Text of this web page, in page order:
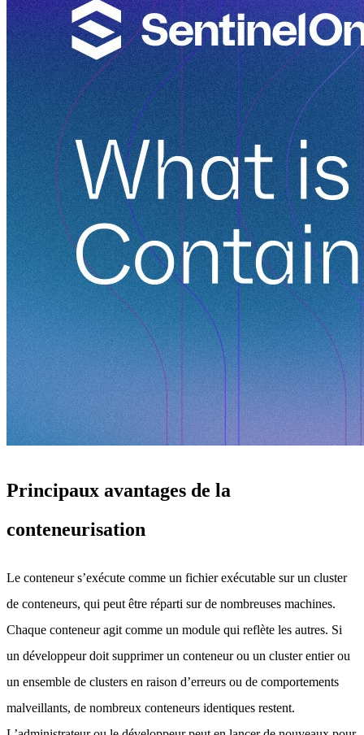
Principaux avantages de la
conteneurisation
Le conteneur s’exécute comme un fichier exécutable sur un cluster
de conteneurs, qui peut être réparti sur de nombreuses machines.
Chaque conteneur agit comme un module qui reflète les autres. Si
un développeur doit supprimer un conteneur ou un cluster entier ou
un ensemble de clusters en raison d’erreurs ou de comportements
malveillants, de nombreux conteneurs identiques restent.